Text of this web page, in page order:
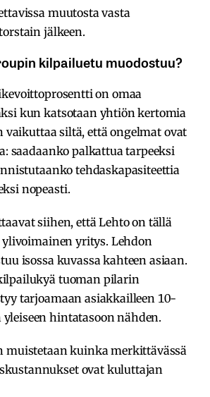
muutosta vasta
jälkeen.
kilpailuetu muodostuu?
on omaa
kun katsotaan yhtiön kertomia
siltä, että ongelmat ovat
saadaanko palkattua tarpeeksi
tehdaskapasiteettia
nopeasti.
siihen, että Lehto on tällä
yritys. Lehdon
isossa kuvassa kahteen asiaan.
tuoman pilarin
tarjoamaan asiakkailleen 10-
hintatasoon nähden.
muistetaan kuinka merkittävässä
ovat kuluttajan